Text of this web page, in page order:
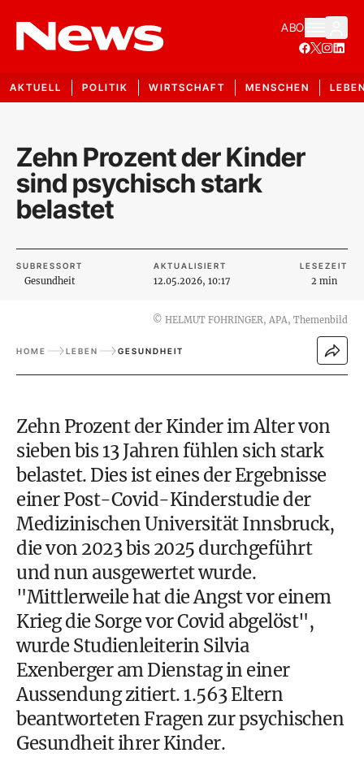
ABO
AKTUELL POLITIK WIRTSCHAFT MENSCHEN
Zehn Prozent der Kinder
sind psychisch stark
belastet
SUBRESSORT
Gesundheit
AKTUALISIERT
12.05.2026, 10:17
LESEZEIT
2 min
© HELMUT FOHRINGER, APA, Themenbild
HOME LEBEN GESUNDHEIT
Zehn Prozent der Kinder im Alter von
sieben bis 13 Jahren fühlen sich stark
belastet. Dies ist eines der Ergebnisse
einer Post-Covid-Kinderstudie der
Medizinischen Universität Innsbruck,
die von 2023 bis 2025 durchgeführt
und nun ausgewertet wurde.
"Mittlerweile hat die Angst vor einem
Krieg die Sorge vor Covid abgelöst",
wurde Studienleiterin Silvia
Exenberger am Dienstag in einer
Aussendung zitiert. 1.563 Eltern
beantworteten Fragen zur psychischen
Gesundheit ihrer Kinder.